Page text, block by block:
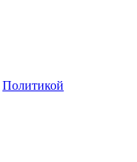
Политикой